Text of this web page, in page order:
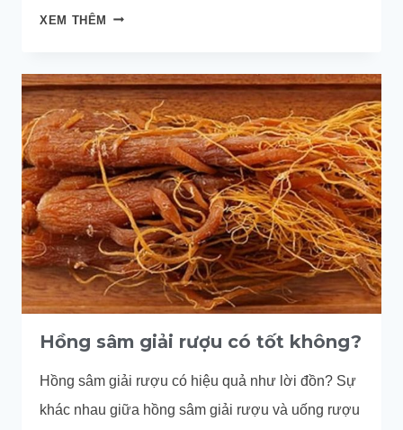
XEM THÊM UỐNG
GIẢI
ĐỘC
GAN?
NHỮNG
THỨC
UỐNG
GIẢI
ĐỘC
GAN
HIỆU
QUẢ
Hồng sâm giải rượu có tốt không?
Hồng sâm giải rượu có hiệu quả như lời đồn? Sự
khác nhau giữa hồng sâm giải rượu và uống rượu